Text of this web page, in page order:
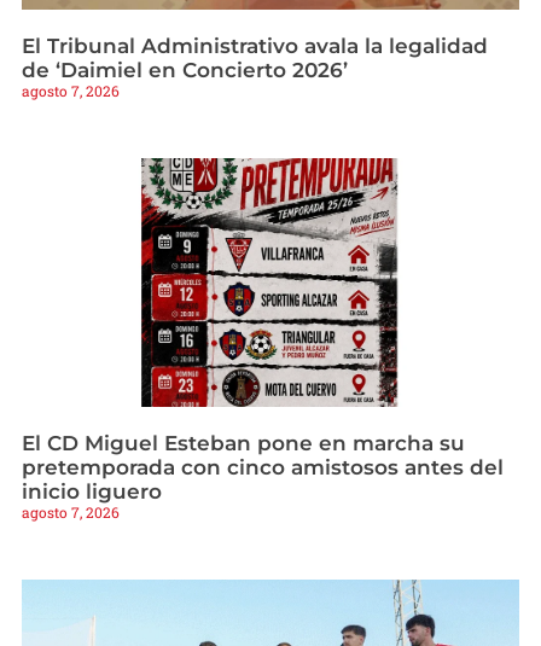
El Tribunal Administrativo avala la legalidad
de ‘Daimiel en Concierto 2026’
agosto 7, 2026
El CD Miguel Esteban pone en marcha su
pretemporada con cinco amistosos antes del
inicio liguero
agosto 7, 2026